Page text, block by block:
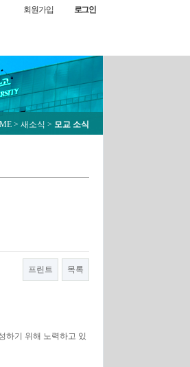
회원가입 로그인
> 새소식 > 모교 소식
프린트 목록
하기 위해 노력하고 있